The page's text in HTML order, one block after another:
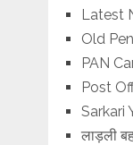
Latest
Old
PAN
Post
Sarkari
लाड़ली